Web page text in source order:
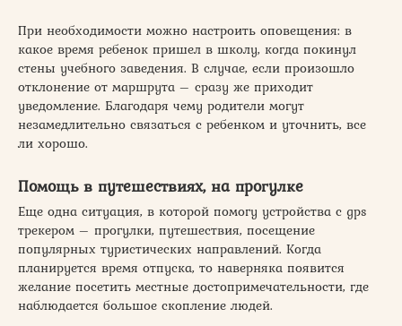
При необходимости можно настроить оповещения: в
какое время ребенок пришел в школу, когда покинул
стены учебного заведения. В случае, если произошло
отклонение от маршрута – сразу же приходит
уведомление. Благодаря чему родители могут
незамедлительно связаться с ребенком и уточнить, все
ли хорошо.
Помощь в путешествиях, на прогулке
Еще одна ситуация, в которой помогу устройства с gps
трекером – прогулки, путешествия, посещение
популярных туристических направлений. Когда
планируется время отпуска, то наверняка появится
желание посетить местные достопримечательности, где
наблюдается большое скопление людей.